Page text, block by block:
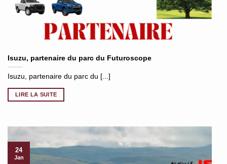
Isuzu, partenaire du parc du Futuroscope
Isuzu, partenaire du parc du [...]
LIRE LA SUITE
24
Jan